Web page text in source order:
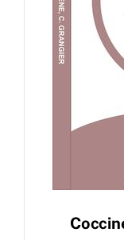
Nous contacter